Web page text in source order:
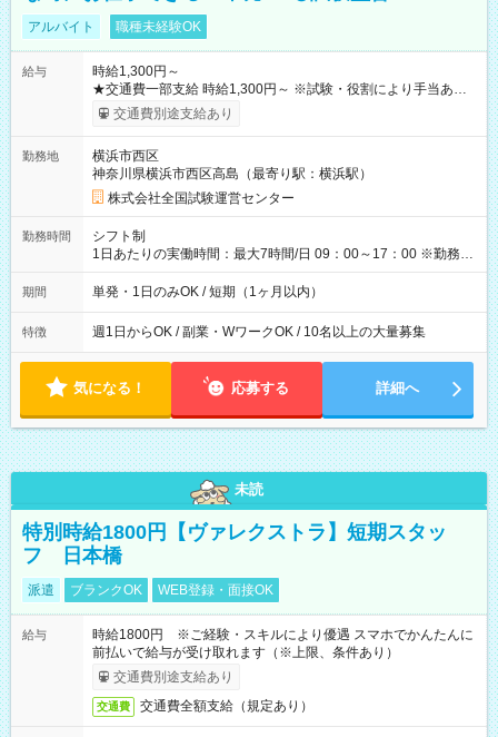
アルバイト 職種未経験OK
給与
時給1,300円～
★交通費一部支給 時給1,300円～ ※試験・役割により手当あり
※勤務回数により昇給あり 【即給（前払い）オプションあ
り！】 希望される場合、勤務から1週間ほどで給与の一部を受け
例】 ・河合塾模擬試験 8:30～17:30（休憩1時間） 時給1,300円
×8時間＝日収10,400円＋交通費 ※当日の役割により時給＋100
円の場合あり ・国家試験 7:00～13:30（休憩なし） 時給1,300
円（役割手当＋100円）×6時間＝日収8,400円＋交通費 【試用期
間】試用期間なし
交通費別途支給あり
勤務地
横浜市西区
神奈川県横浜市西区高島（最寄り駅：横浜駅）
株式会社全国試験運営センター
勤務時間
シフト制
1日あたりの実働時間：最大7時間/日 09：00～17：00 ※勤務時
間は 試験により異なります。
期間 単発・1日のみOK / 短期（1ヶ月以内）
特徴 週1日からOK / 副業・WワークOK / 10名以上の大量募集
気になる！ 応募する 詳細へ
未読
特別時給1800円【ヴァレクストラ】短期スタッ
フ 日本橋
派遣 ブランクOK WEB登録・面接OK
給与
時給1800円 ※ご経験・スキルにより優遇 スマホでかんたんに
前払いで給与が受け取れます（※上限、条件あり）
交通費別途支給あり
交通費 交通費全額支給（規定あり）